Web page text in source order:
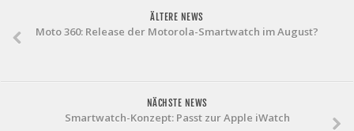
ÄLTERE NEWS
Moto 360: Release der Motorola-Smartwatch im August?
NÄCHSTE NEWS
Smartwatch-Konzept: Passt zur Apple iWatch